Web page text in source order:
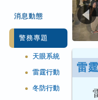
消息動態
警務專題
● 天眼系統
● 雷霆行動
● 冬防行動
雷